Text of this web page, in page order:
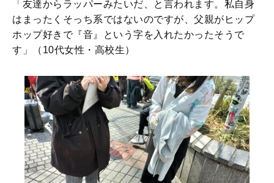
「友達からラッパーみたいだ、と言われます。私自身
はまったくそっち系ではないのですが、父親がヒップ
ホップ好きで『音』という字を入れたかったそうで
す」（10代女性・高校生）